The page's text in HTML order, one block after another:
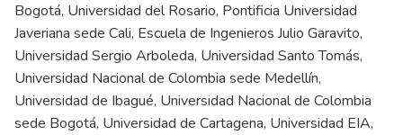
Bogotá, Universidad del Rosario, Pontificia Universidad
Javeriana sede Cali, Escuela de Ingenieros Julio Garavito,
Universidad Sergio Arboleda, Universidad Santo Tomás,
Universidad Nacional de Colombia sede Medellín,
Universidad de Ibagué, Universidad Nacional de Colombia
sede Bogotá, Universidad de Cartagena, Universidad EIA,